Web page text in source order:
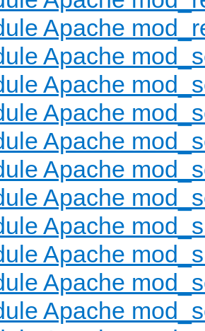
Apache
Apache
Apache
Apache
Apache
Apache
Apache
Apache
Apache
Apache
Apache